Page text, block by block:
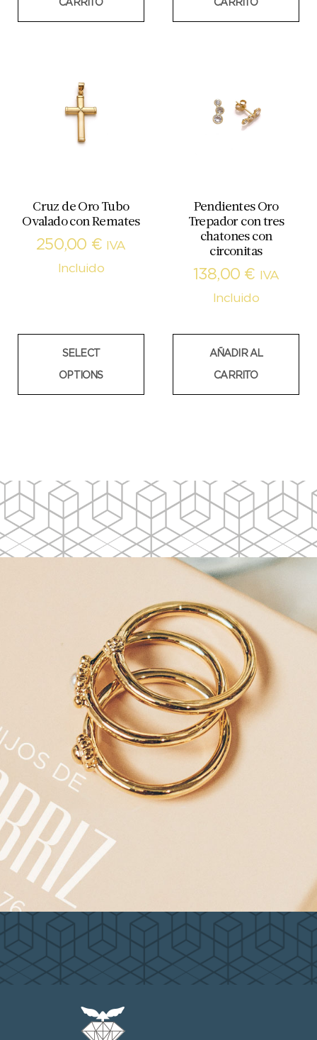
CARRITO CARRITO
Cruz de Oro Tubo
Ovalado con Remates
250,00 €
IVA
Incluido
SELECT
OPTIONS
Pendientes Oro
Trepador con tres
chatones con
circonitas
138,00 €
IVA
Incluido
AÑADIR AL
CARRITO